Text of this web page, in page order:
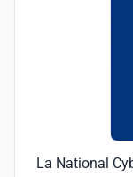
La National